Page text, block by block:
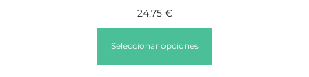
24,75 €
Seleccionar opciones